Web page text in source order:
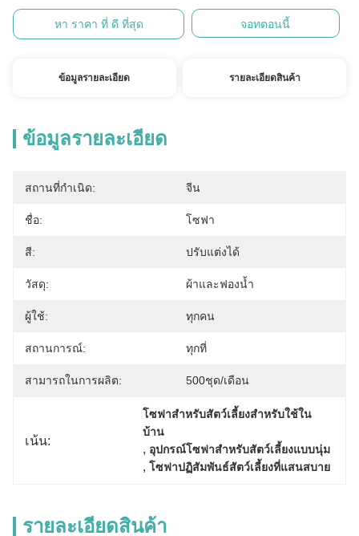
หา ราคา ที่ ดี ที่สุด จอทตอนนี้
ข้อมูลรายละเอียด รายละเอียดสินค้า
ข้อมูลรายละเอียด
สถานที่กำเนิด: จีน
ชื่อ: โซฟา
สี: ปรับแต่งได้
วัสดุ: ผ้าและฟองน้ำ
ผู้ใช้: ทุกคน
สถานการณ์: ทุกที่
สามารถในการผลิต: 500ชุด/เดือน
เน้น:
โซฟาสำหรับสัตว์เลี้ยงสำหรับใช้ใน
บ้าน
, อุปกรณ์โซฟาสำหรับสัตว์เลี้ยงแบบนุ่ม
, โซฟาปฏิสัมพันธ์สัตว์เลี้ยงที่แสนสบาย
รายละเอียดสินค้า